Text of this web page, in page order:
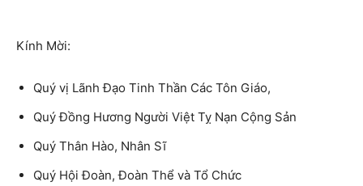
Kính Mời:
Quý vị Lãnh Đạo Tinh Thần Các Tôn Giáo,
Quý Đồng Hương Người Việt Tỵ Nạn Cộng Sản
Quý Thân Hào, Nhân Sĩ
Quý Hội Đoàn, Đoàn Thể và Tổ Chức